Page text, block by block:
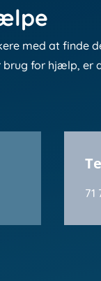
med at finde
brug for hjælp, er
71